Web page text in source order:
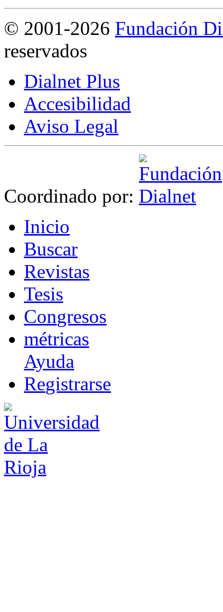
© 2001-2026 Fundación
reservados
Dialnet Plus
Accesibilidad
Aviso Legal
Coordinado por:
Inicio
Buscar
Revistas
Tesis
Congresos
métricas
Ayuda
Registrarse